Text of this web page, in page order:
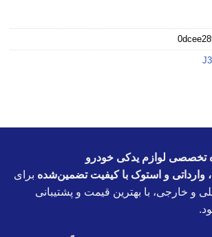
تخصصی لوازم یدکی خودرو
وارداتی و استوک با کیفیت تضمین‌شده برای
و خارجی، با بهترین قیمت و پشتیبانی